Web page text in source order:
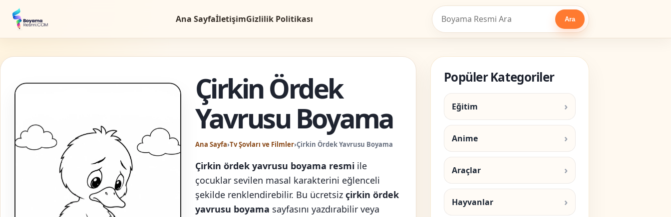
Ana SayfaİletişimGizlilik Politikası Ara
Çirkin Ördek
Yavrusu Boyama
Ana Sayfa›Tv Şovları ve Filmler›Çirkin Ördek Yavrusu Boyama
Çirkin ördek yavrusu boyama resmiile
çocuklar sevilen masal karakterini eğlenceli
şekilde renklendirebilir. Bu ücretsiz çirkin ördek
yavrusu boyama sayfasını yazdırabilir veya
Popüler Kategoriler
Eğitim
Anime
Araçlar
Hayvanlar